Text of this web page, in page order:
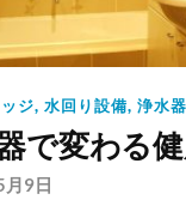
ジ, 水回り設備, 浄水器
で変わる
9日